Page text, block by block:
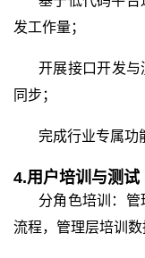
发工作量；
开展接口开发
同步；
完成行业专属功
4.用户培训与测试
分角色培训：
流程，管理层培训数